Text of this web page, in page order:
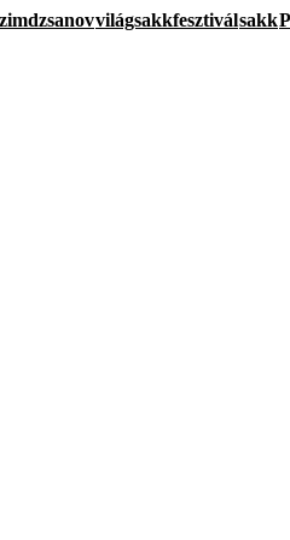
világsakkfesztiválsakk